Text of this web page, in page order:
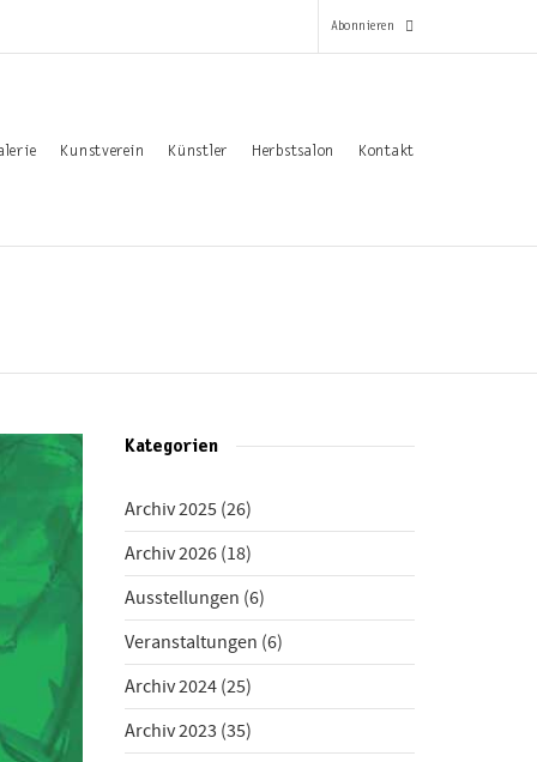
Abonnieren
*Pflichtfeld
Nachname
Kunstverein Künstler Herbstsalon Kontakt
Kategorien
Archiv 2025 (26)
Archiv 2026 (18)
Ausstellungen (6)
Veranstaltungen (6)
Archiv 2024 (25)
Archiv 2023 (35)